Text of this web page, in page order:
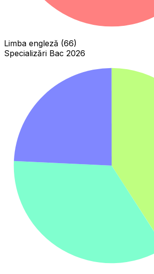
Limba engleză (66)
Specializări Bac 2026